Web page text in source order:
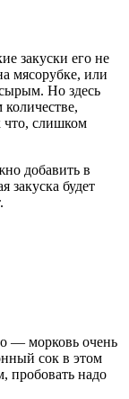
закуски его не
мясорубке, или
Но здесь
что, слишком
добавить в
закуска будет
— морковь очень
сок в этом
пробовать надо